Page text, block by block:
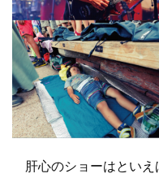
肝心のショーはといえ